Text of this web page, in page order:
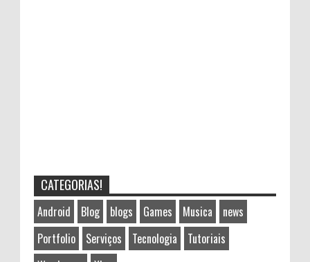
CATEGORIAS!
Android Blog blogs Games Musica
news
Portfolio
Serviços Tecnologia
Tutoriais